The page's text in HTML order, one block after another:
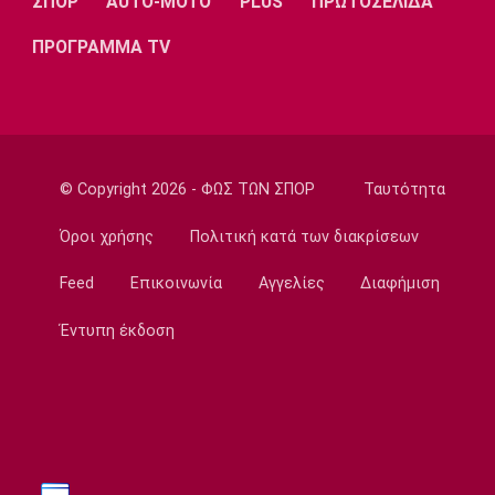
Europa League
Βέλγιο»
Μεντιλίμπαρ
Europa League
Super League 1
ΠΡΟΓΡΑΜΜΑ TV
© Copyright 2026 - ΦΩΣ ΤΩΝ ΣΠΟΡ Ταυτότητα
Όροι χρήσης Πολιτική κατά των διακρίσεων
Feed Επικοινωνία Αγγελίες Διαφήμιση
Έντυπη έκδοση